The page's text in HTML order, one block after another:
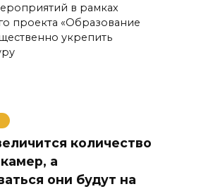
в рамках
проекта «Образование
укрепить
количество
а
они будут на